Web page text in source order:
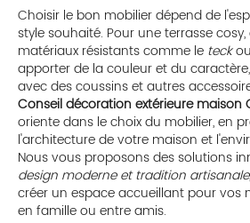
Choisir le bon mobilier dépend de
style souhaité. Pour une terrasse
matériaux résistants comme le teck
apporter de la couleur et du
avec des coussins et autres
Conseil décoration extérieure maison
oriente dans le choix du mobilier, en
l'architecture de votre maison et
Nous vous proposons des solutions
design moderne et tradition artisanale
créer un espace accueillant pour vos
en famille ou entre amis.